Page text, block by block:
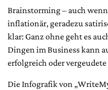
Brainstorming – auch
inflationär, geradezu
klar: Ganz ohne geht es
Dingen im Business kann
erfolgreich oder vergeudete
Die Infografik von